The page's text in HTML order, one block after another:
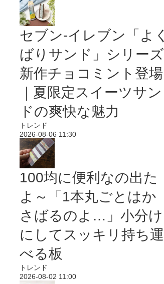
セブン‐イレブン「よく
ばりサンド」シリーズ
新作チョコミント登場
｜夏限定スイーツサン
ドの爽快な魅力
トレンド
2026-08-06 11:30
100均に便利なの出た
よ～「1本丸ごとはか
さばるのよ…」小分け
にしてスッキリ持ち運
べる板
トレンド
2026-08-02 11:00